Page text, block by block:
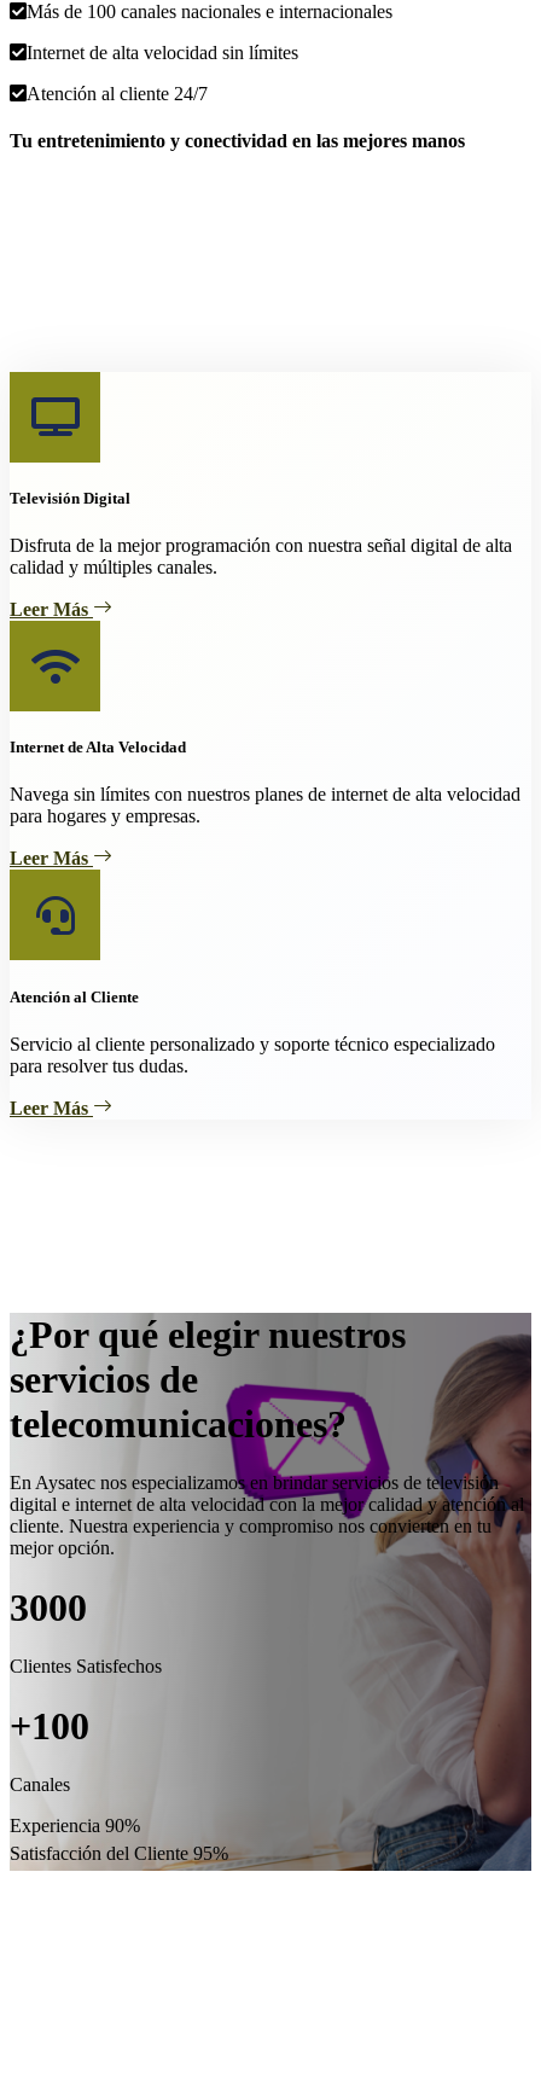
Más de 100 canales nacionales e internacionales
Internet de alta velocidad sin límites
Atención al cliente 24/7
Tu entretenimiento y conectividad en las mejores manos
Televisión Digital
Disfruta de la mejor programación con nuestra señal digital de alta
calidad y múltiples canales.
Leer Más
Internet de Alta Velocidad
Navega sin límites con nuestros planes de internet de alta velocidad
para hogares y empresas.
Leer Más
Atención al Cliente
Servicio al cliente personalizado y soporte técnico especializado
para resolver tus dudas.
Leer Más
¿Por qué elegir nuestros
servicios de
telecomunicaciones?
En Aysatec nos especializamos en brindar servicios de televisión
digital e internet de alta velocidad con la mejor calidad y atención al
cliente. Nuestra experiencia y compromiso nos convierten en tu
mejor opción.
3000
Clientes Satisfechos
+100
Canales
Experiencia 90%
Satisfacción del Cliente 95%